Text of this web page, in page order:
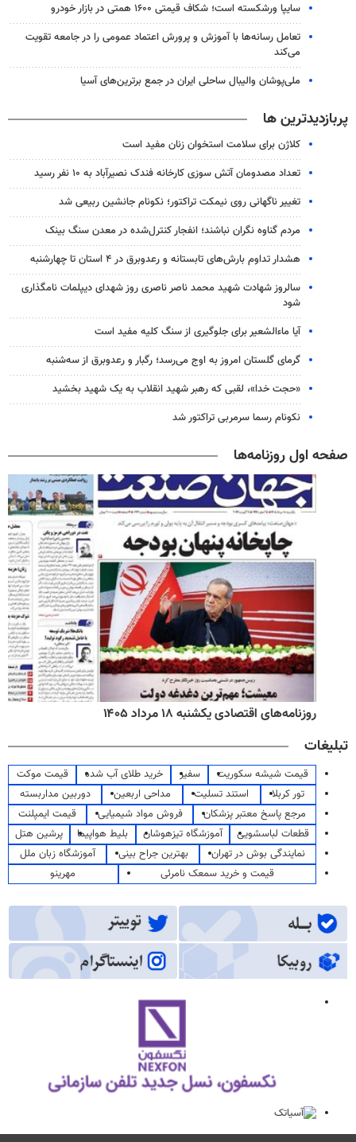
سایپا ورشکسته است؛ شکاف قیمتی ۱۶۰۰ همتی در بازار خودرو
تعامل رسانه‌ها با آموزش و پرورش اعتماد عمومی را در جامعه تقویت
می‌کند
ملی‌پوشان والیبال ساحلی ایران در جمع برترین‌های آسیا
پربازدیدترین ها
کلاژن برای سلامت استخوان زنان مفید است
تعداد مصدومان آتش سوزی کارخانه فندک نصیرآباد به ۱۰ نفر رسید
تغییر ناگهانی روی نیمکت تراکتور؛ نکونام جانشین ربیعی شد
مردم گناوه نگران نباشند؛ انفجار کنترل‌شده در معدن سنگ بینک
هشدار تداوم بارش‌های تابستانه و رعدوبرق در ۴ استان تا چهارشنبه
سالروز شهادت شهید محمد ناصر ناصری روز شهدای دیپلمات نامگذاری
شود
آیا ماءالشعیر برای جلوگیری از سنگ کلیه مفید است
گرمای گلستان امروز به اوج می‌رسد؛ رگبار و رعدوبرق از سه‌شنبه
«حجت خدا»، لقبی که رهبر شهید انقلاب به یک شهید بخشید
نکونام رسما سرمربی تراکتور شد
صفحه اول روزنامه‌ها
روزنامه‌های اقتصادی یکشنبه ۱۸ مرداد ۱۴۰۵
تبلیغات
قیمت شیشه سکوریت سفیر خرید طلای آب شده
قیمت موکت
تور کربلا
استند تسلیت مداحی اربعین
دوربین مداربسته
مرجع پاسخ معتبر پزشکان
فروش مواد شیمیایی
قیمت ایمپلنت
قطعات لباسشویی
آموزشگاه تیزهوشان بلیط هواپیما
پرشین هتل
نمایندگی بوش در تهران
بهترین جراح بینی
آموزشگاه زبان ملل
قیمت و خرید سمعک نامرئی
مهرینو